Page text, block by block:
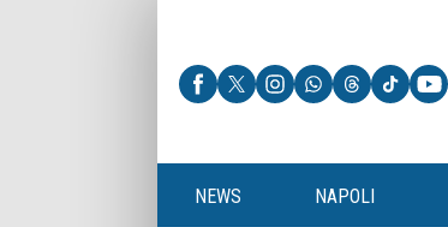
NEWS NAPOLI